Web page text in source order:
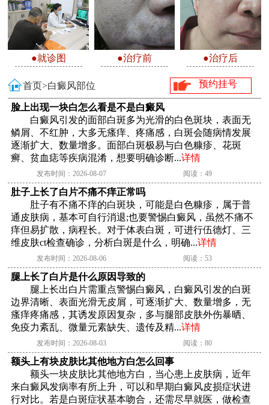
●就诊图 ●治疗前 ●治疗后
首页>白癜风部位 预约挂号
脸上出现一块白怎么看是不是白癜风
白癜风引发的面部白斑多为光滑的白色斑块，表面无
鳞屑、不红肿，大多无瘙痒、疼痛感，白斑会随病情发展
逐渐扩大、数量增多。面部白斑极易与白色糠疹、花斑
癣、贫血痣等疾病混淆，想要明确诊断...详情
发布时间：2026-08-07 阅读：49
肚子上长了白片不痛不痒正常吗
肚子有不痛不痒的白斑块，可能是白色糠疹，属于普
通皮肤病，基本可自行消退;也要警惕白癜风，虽然不痛不
痒但易扩散，病程长。对于体表白斑，可进行伍德灯、三
维皮肤ct检查确诊，分析白斑是什么，明确...详情
发布时间：2026-08-06 阅读：53
腿上长了白片是什么原因导致的
腿上长出白片需重点警惕白癜风，白癜风引发的白斑
边界清晰、表面光滑无皮屑，可逐渐扩大、数量增多，无
瘙痒疼痛感，其诱发原因复杂，多与腿部皮肤外伤暴晒、
免疫力紊乱、微量元素缺失、遗传及精...详情
发布时间：2026-08-03 阅读：80
额头上有块皮肤比其他地方白怎么回事
额头一块皮肤比其他地方白，当心患上皮肤病，近年
来白癜风发病率有所上升，可以和早期白癜风皮损症状进
行对比。若是白斑症状基本吻合，还需尽早就医，做检查